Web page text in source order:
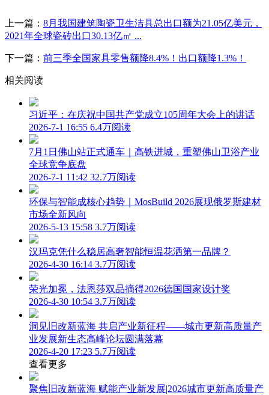
上一篇： 8月我国建筑陶瓷卫生洁具总出口额为21.05亿美元，​
2021年全球瓷砖出口30.13亿㎡ ...
下一篇： 前三季全国家具零售额降8.4%！出口额降1.3%！
相关阅读
习近平：在庆祝中国共产党成立105周年大会上的讲话
2026-7-1 16:55 6.4万阅读
7月1日佛山站正式通车｜高铁进城，重塑佛山卫浴产业
全球竞争底盘
2026-7-1 11:42 32.7万阅读
环保与智能成核心趋势｜MosBuild 2026展现俄罗斯建材
市场全新风向
2026-5-13 15:58 3.7万阅读
汉玛克凭什么稳居高奢智能恒温花洒第一品牌？
2026-4-30 16:14 3.7万阅读
荣光加冕，法恩莎双品摘得2026德国国家设计奖
2026-4-30 10:54 3.7万阅读
洞见旧改新蓝海 共启产业新征程——城市更新高质量产
业发展新生态高峰论坛圆满落幕
2026-4-20 17:23 5.7万阅读
查看更多
聚焦旧改新蓝海 赋能产业新发展|2026城市更新高质量产